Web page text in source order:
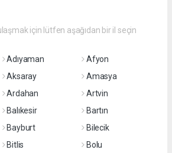
için lütfen aşağıdan bir il seçin
Adıyaman
Afyon
Aksaray
Amasya
Ardahan
Artvin
Balıkesir
Bartın
Bayburt
Bilecik
Bitlis
Bolu